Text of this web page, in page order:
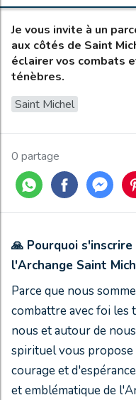
Je vous invite à un
aux côtés de Saint
éclairer vos combats
ténèbres.
Saint Michel
0 partage
🙏 Pourquoi
l'Archange Saint
Parce que nous
combattre avec foi les
nous et autour de
spirituel vous propose
courage et
et emblématique de